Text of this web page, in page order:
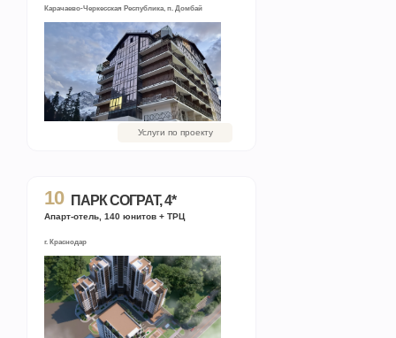
Карачаево-Черкесская Республика, п. Домбай
Услуги по проекту
Апарт-отель, 140 юнитов + ТРЦ
г. Краснодар
ПАРК СОГРАТ, 4*
10